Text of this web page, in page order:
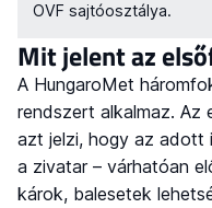
OVF sajtóosztálya.
Mit jelent az
A HungaroMet
rendszert alkalmaz. Az
azt jelzi, hogy az adott
a zivatar – várhatóan
károk, balesetek